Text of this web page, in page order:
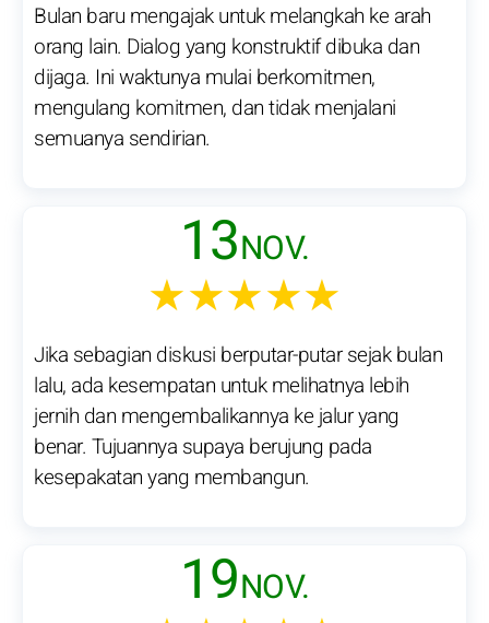
Bulan baru mengajak untuk melangkah ke arah
orang lain. Dialog yang konstruktif dibuka dan
dijaga. Ini waktunya mulai berkomitmen,
mengulang komitmen, dan tidak menjalani
semuanya sendirian.
13NOV.
★★★★★
Jika sebagian diskusi berputar-putar sejak bulan
lalu, ada kesempatan untuk melihatnya lebih
jernih dan mengembalikannya ke jalur yang
benar. Tujuannya supaya berujung pada
kesepakatan yang membangun.
19NOV.